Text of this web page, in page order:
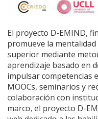
El proyecto D-EMIND,
promueve la
superior mediante
aprendizaje basado en
impulsar competencias
MOOCs, seminarios y
colaboración con
marco, el proyecto D-